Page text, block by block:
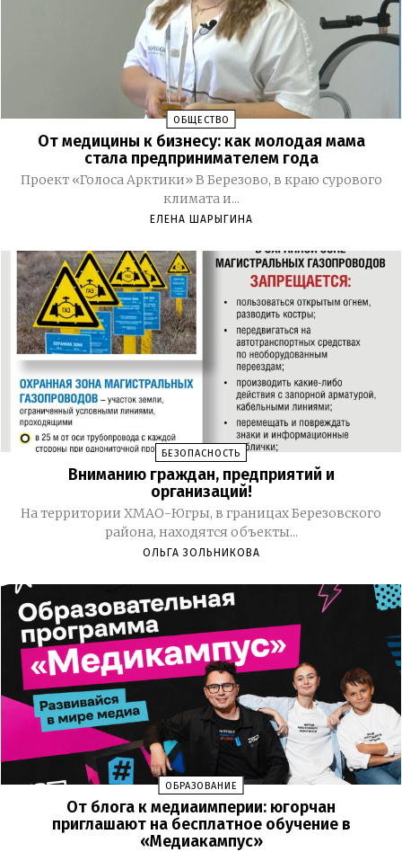
ОБЩЕСТВО
От медицины к бизнесу: как молодая мама
стала предпринимателем года
Проект «Голоса Арктики» В Березово, в краю сурового
климата и...
ЕЛЕНА ШАРЫГИНА
БЕЗОПАСНОСТЬ
Вниманию граждан, предприятий и
организаций!
На территории ХМАО-Югры, в границах Березовского
района, находятся объекты...
ОЛЬГА ЗОЛЬНИКОВА
ОБРАЗОВАНИЕ
От блога к медиаимперии: югорчан
приглашают на бесплатное обучение в
«Медиакампус»